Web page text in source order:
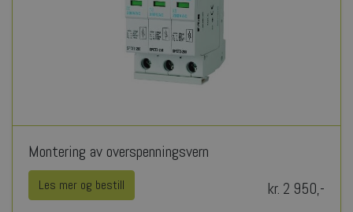
Montering av overspenningsvern
Les mer og bestill kr. 2 950,-